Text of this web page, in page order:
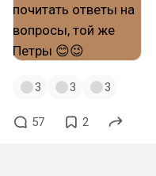
3 3 3
57 2